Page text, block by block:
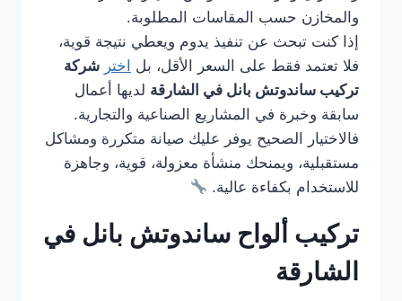
والمخازن حسب المقاسات المطلوبة.
إذا كنت تبحث عن تنفيذ يدوم ويعطي نتيجة قوية،
فلا تعتمد فقط على السعر الأقل، بل اختر شركة
تركيب ساندوتش بانل في الشارقة لديها أعمال
سابقة وخبرة في المشاريع الصناعية والتجارية.
فالاختيار الصحيح يوفر عليك صيانة متكررة ومشاكل
مستقبلية، ويمنحك منشأة معزولة، قوية، وجاهزة
للاستخدام بكفاءة عالية.
تركيب ألواح ساندوتش بانل في
الشارقة